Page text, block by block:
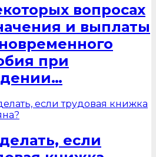
вопросах
и выплаты
при
если